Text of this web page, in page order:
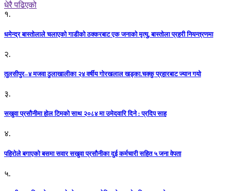
धेरै पढिएको
१.
धमेन्द्र बास्तोलाले चलाएको गाडीको ठक्करबाट एक जनाको मृत्यु, बास्तोला प्रहरी नियन्त्रणमा
२.
तुलसीपुर–४ मजवा ठुलाखालीका २४ वर्षीय गोरखलाल खड्का.चक्कु प्रहारबाट ज्यान गयो
३.
सखुवा प्रसौनीमा होल टिमको साथ २०८४ मा उमेदवारि दिने : प्रदिप साह
४.
पहिराेले बगाएकाे बसमा सवार सखुवा प्रसाैनीका दुई कर्मचारी सहित ५ जना वेपता
५.